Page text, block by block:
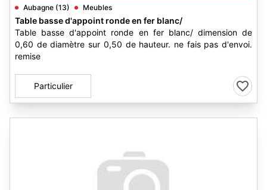
Aubagne (13) Meubles
Table basse d'appoint ronde en fer blanc/
Table basse d'appoint ronde en fer blanc/ dimension de
0,60 de diamètre sur 0,50 de hauteur. ne fais pas d'envoi.
remise
Particulier